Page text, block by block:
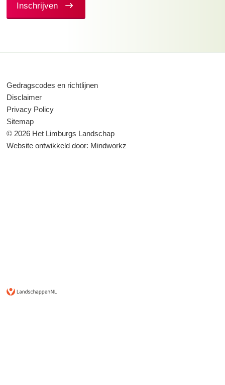
Inschrijven
Gedragscodes en richtlijnen
Disclaimer
Privacy Policy
Sitemap
© 2026 Het Limburgs Landschap
Website ontwikkeld door: Mindworkz